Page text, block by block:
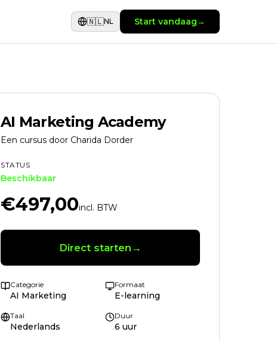
🇳🇱NL Start vandaag→
AI Marketing Academy
Een cursus door Charida Dorder
STATUS
Beschikbaar
€497,00incl. BTW
Direct starten →
Categorie
AI Marketing
Formaat
E-learning
Taal
Nederlands
Duur
6 uur